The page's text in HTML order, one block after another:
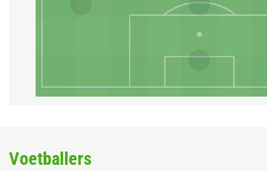
Voetballers